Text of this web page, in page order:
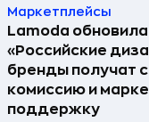
Маркетплейсы
Lamoda
«Российские
бренды получат
комиссию и
поддержку